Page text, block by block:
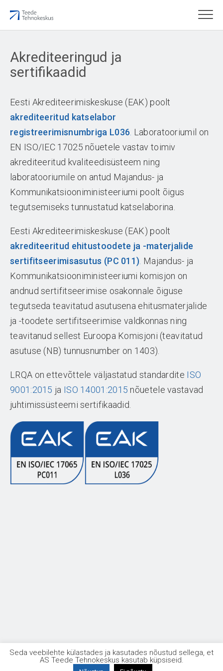
Akrediteeringud ja
sertifikaadid
Eesti Akrediteerimiskeskuse (EAK) poolt
akrediteeritud katselabor
registreerimisnumbriga L036 Laboratooriumil on
EN ISO/IEC 17025 nõuetele vastav toimiv
akrediteeritud kvaliteedisüsteem ning
laboratooriumile on antud Majandus- ja
Kommunikatsiooniministeeriumi poolt õigus
tegutsemiseks tunnustatud katselaborina.
Eesti Akrediteerimiskeskuse (EAK) poolt
akrediteeritud ehitustoodete ja -materjalide
sertifitseerimisasutus (PC 011) Majandus- ja
Kommunikatsiooniministeeriumi komisjon on
andnud sertifitseerimise osakonnale õiguse
tegutseda teavitatud asutusena ehitusmaterjalide
ja -toodete sertifitseerimise valdkonnas ning
teavitanud sellest Euroopa Komisjoni (teavitatud
asutuse (NB) tunnusnumber on 1403).
LRQA on ettevõttele väljastatud standardite ISO
9001:2015 ja ISO 14001:2015 nõuetele vastavad
juhtimissüsteemi sertifikaadid.
Seda veebilehte külastades ja kasutades nõustud sellega, et
AS Teede Tehnokeskus kasutab küpsiseid.